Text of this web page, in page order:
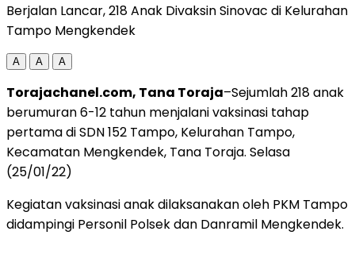
Berjalan Lancar, 218 Anak Divaksin Sinovac di Kelurahan
Tampo Mengkendek
A A A
Torajachanel.com, Tana Toraja–Sejumlah 218 anak
berumuran 6-12 tahun menjalani vaksinasi tahap
pertama di SDN 152 Tampo, Kelurahan Tampo,
Kecamatan Mengkendek, Tana Toraja. Selasa
(25/01/22)
Kegiatan vaksinasi anak dilaksanakan oleh PKM Tampo
didampingi Personil Polsek dan Danramil Mengkendek.